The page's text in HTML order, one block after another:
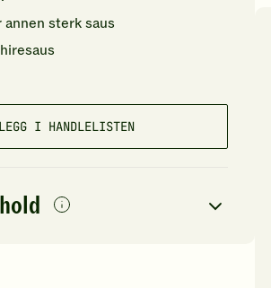
annen sterk saus
LEGG I HANDLELISTEN